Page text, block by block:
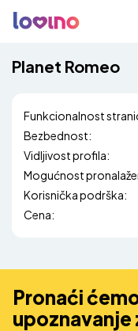
Planet Romeo
Funkcionalnost
Bezbednost:
Vidljivost profila:
Mogućnost
Korisnička podrška:
Cena:
Pronaći
upoznavanje